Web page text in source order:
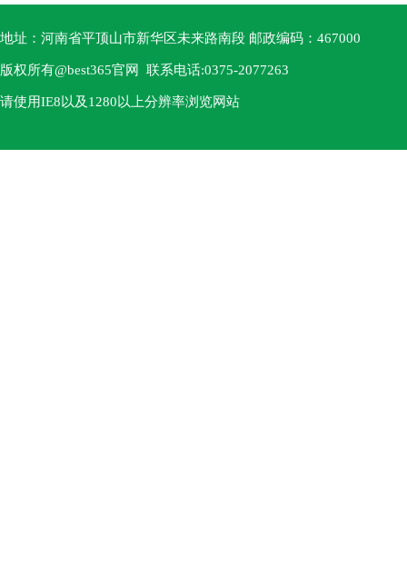
地址：河南省平顶山市新华区未来路南段 邮政编码：467000
版权所有@best365官网 联系电话:0375-2077263
请使用IE8以及1280以上分辨率浏览网站